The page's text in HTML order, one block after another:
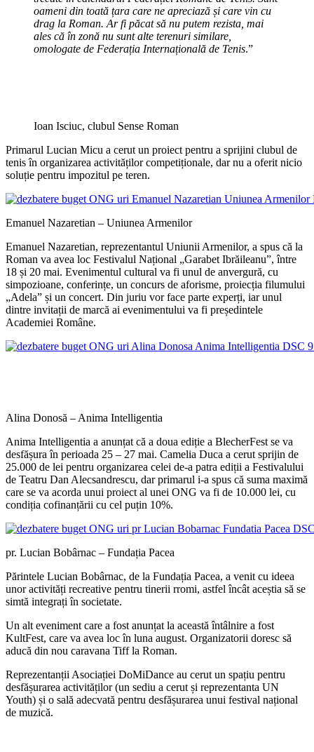
oameni din toată țara care ne apreciază și care vin cu
drag la Roman. Ar fi păcat să nu putem rezista, mai
ales că în zonă nu sunt alte terenuri similare,
omologate de Federația Internațională de Tenis.”
Ioan Isciuc, clubul Sense Roman
Primarul Lucian Micu a cerut un proiect pentru a sprijini clubul de
tenis în organizarea activităților competiționale, dar nu a oferit nicio
soluție pentru impozitul pe teren.
Emanuel Nazaretian – Uniunea Armenilor
Emanuel Nazaretian, reprezentantul Uniunii Armenilor, a spus că la
Roman va avea loc Festivalul Național „Garabet Ibrăileanu”, între
18 și 20 mai. Evenimentul cultural va fi unul de anvergură, cu
simpozioane, conferințe, un concurs de aforisme, proiecția filumului
„Adela” și un concert. Din juriu vor face parte experți, iar unul
dintre invitații de marcă ai evenimentului va fi președintele
Academiei Române.
Alina Donosă – Anima Intelligentia
Anima Intelligentia a anunțat că a doua ediție a BlecherFest se va
desfășura în perioada 25 – 27 mai. Camelia Duca a cerut sprijin de
25.000 de lei pentru organizarea celei de-a patra ediții a Festivalului
de Teatru Dan Alecsandrescu, dar primarul i-a spus că suma maximă
care se va acorda unui proiect al unei ONG va fi de 10.000 lei, cu
condiția cofinanțării cu cel puțin 10%.
pr. Lucian Bobârnac – Fundația Pacea
Părintele Lucian Bobârnac, de la Fundația Pacea, a venit cu ideea
unor activități recreative pentru tinerii rromi, astfel încât aceștia să se
simtă integrați în societate.
Un alt eveniment care a fost anunțat la această întâlnire a fost
KultFest, care va avea loc în luna august. Organizatorii doresc să
aducă din nou caravana Tiff la Roman.
Reprezentanții Asociației DoMiDance au cerut un spațiu pentru
desfășurarea activităților (un sediu a cerut și reprezentanta UN
Youth) și o sală adecvată pentru desfășurarea unui festival național
de muzică.